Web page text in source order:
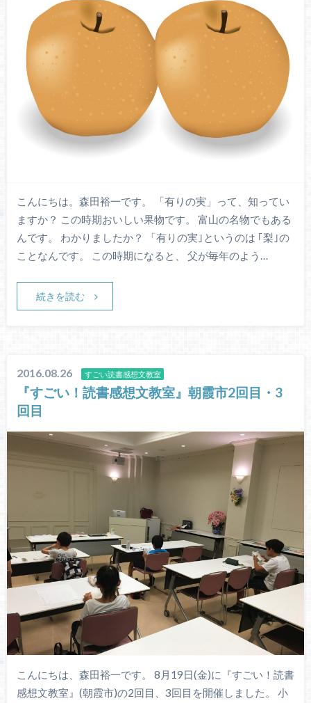
こんにちは。森田裕一です。 「有りの実」って、知ってい
ますか？ この時期おいしい果物です。 富山の名物でもある
んです。 わかりましたか？ 「有りの実｣というのは ｢梨｣の
ことなんです。 この時期になると、 父が毎年のよう…
続きを読む
2016.08.26 すごい読書感想文教室
『すごい！読書感想文教室』朝霞市2回目・3
回目
こんにちは、森田裕一です。 8月19日(金)に『すごい！読書
感想文教室』(朝霞市)の2回目、3回目を開催しました。 小